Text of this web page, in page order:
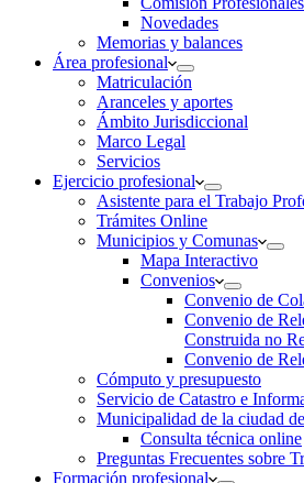
Novedades
Memorias y balances
Área profesional
Matriculación
Aranceles y aportes
Ámbito Jurisdiccional
Marco Legal
Servicios
Ejercicio profesional
Asistente para el Trabajo
Trámites Online
Municipios y Comunas
Mapa Interactivo
Convenios
Convenio de
Convenio de
Construida no
Convenio de
Cómputo y presupuesto
Servicio de Catastro e
Municipalidad de la ciudad
Consulta técnica online
Preguntas Frecuentes sobre
Formación profesional